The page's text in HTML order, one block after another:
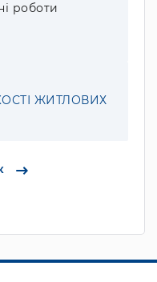
роботи
ЖИТЛОВИХ